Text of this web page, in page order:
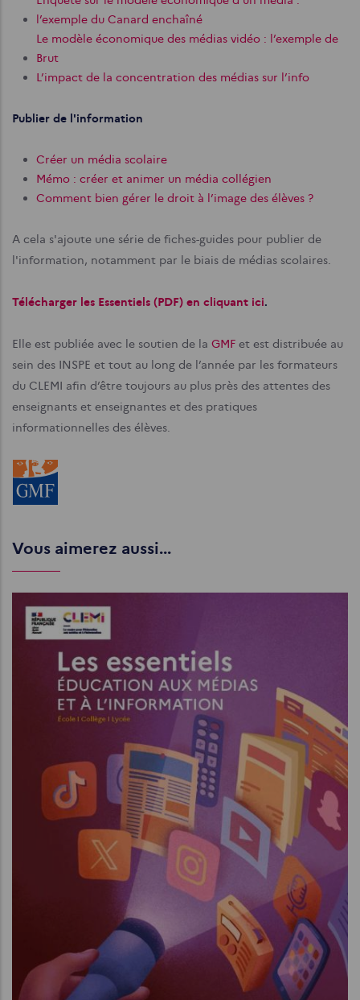
l’exemple du Canard enchaîné
Le modèle économique des médias vidéo : l’exemple de
Brut
L’impact de la concentration des médias sur l’info
Publier de l'information
Créer un média scolaire
Mémo : créer et animer un média collégien
Comment bien gérer le droit à l’image des élèves ?
A cela s'ajoute une série de fiches-guides pour publier de
l'information, notamment par le biais de médias scolaires.
Télécharger les Essentiels (PDF) en cliquant ici.
Elle est publiée avec le soutien de la GMF et est distribuée au
sein des INSPE et tout au long de l’année par les formateurs
du CLEMI afin d’être toujours au plus près des attentes des
enseignants et enseignantes et des pratiques
informationnelles des élèves.
Vous aimerez aussi...